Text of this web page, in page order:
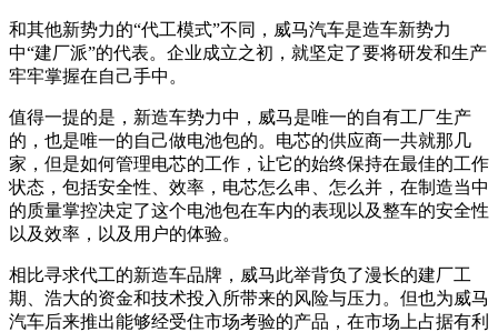
和其他新势力的“代工模式”不同，威马汽车是造车新势力
中“建厂派”的代表。企业成立之初，就坚定了要将研发和生产
牢牢掌握在自己手中。
值得一提的是，新造车势力中，威马是唯一的自有工厂生产
的，也是唯一的自己做电池包的。电芯的供应商一共就那几
家，但是如何管理电芯的工作，让它的始终保持在最佳的工作
状态，包括安全性、效率，电芯怎么串、怎么并，在制造当中
的质量掌控决定了这个电池包在车内的表现以及整车的安全性
以及效率，以及用户的体验。
相比寻求代工的新造车品牌，威马此举背负了漫长的建厂工
期、浩大的资金和技术投入所带来的风险与压力。但也为威马
汽车后来推出能够经受住市场考验的产品，在市场上占据有利